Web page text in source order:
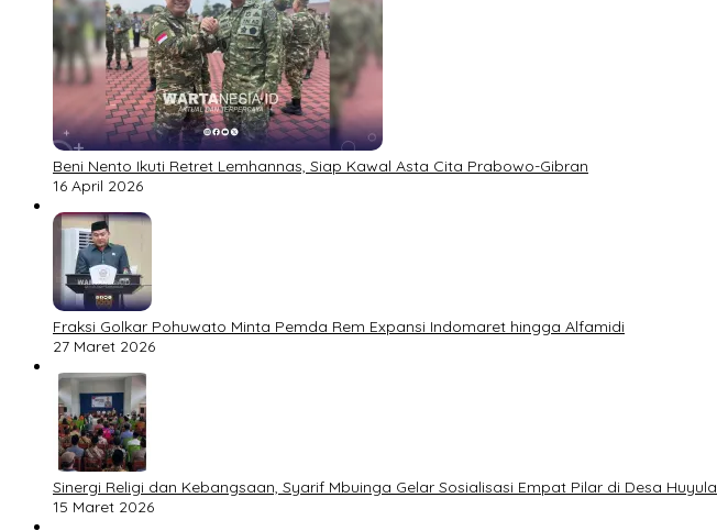
Beni Nento Ikuti Retret Lemhannas, Siap Kawal Asta Cita Prabowo-Gibran
16 April 2026
Fraksi Golkar Pohuwato Minta Pemda Rem Expansi Indomaret hingga Alfamidi
27 Maret 2026
Sinergi Religi dan Kebangsaan, Syarif Mbuinga Gelar Sosialisasi Empat Pilar di Desa Huyula
15 Maret 2026